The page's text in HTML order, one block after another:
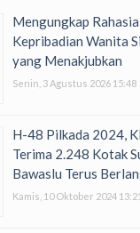
Mengungkap
Kepribadian Wanita
yang Menakjubkan
Senin, 3 Agustus 2026 15:48
H-48 Pilkada 2024,
Terima 2.248 Kotak
Bawaslu Terus
Kamis, 10 Oktober 2024 13:21